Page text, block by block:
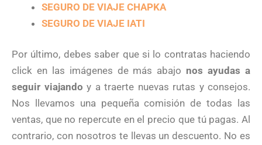
SEGURO DE VIAJE CHAPKA
SEGURO DE VIAJE IATI
Por último, debes saber que si lo contratas haciendo
click en las imágenes de más abajo nos ayudas a
seguir viajando y a traerte nuevas rutas y consejos.
Nos llevamos una pequeña comisión de todas las
ventas, que no repercute en el precio que tú pagas. Al
contrario, con nosotros te llevas un descuento. No es